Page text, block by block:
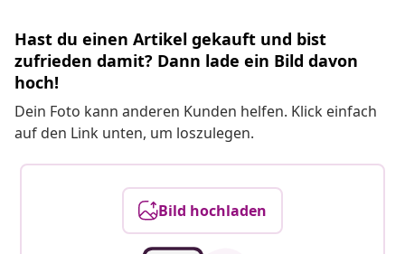
Hast du einen Artikel gekauft und bist
zufrieden damit? Dann lade ein Bild davon
hoch!
Dein Foto kann anderen Kunden helfen. Klick einfach
auf den Link unten, um loszulegen.
Bild hochladen